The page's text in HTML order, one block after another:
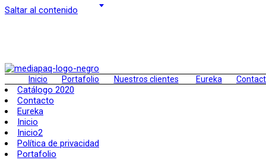
Saltar al contenido
Inicio Portafolio Nuestros clientes Eureka
Catálogo 2020
Contacto
Eureka
Inicio
Inicio2
Política de privacidad
Portafolio